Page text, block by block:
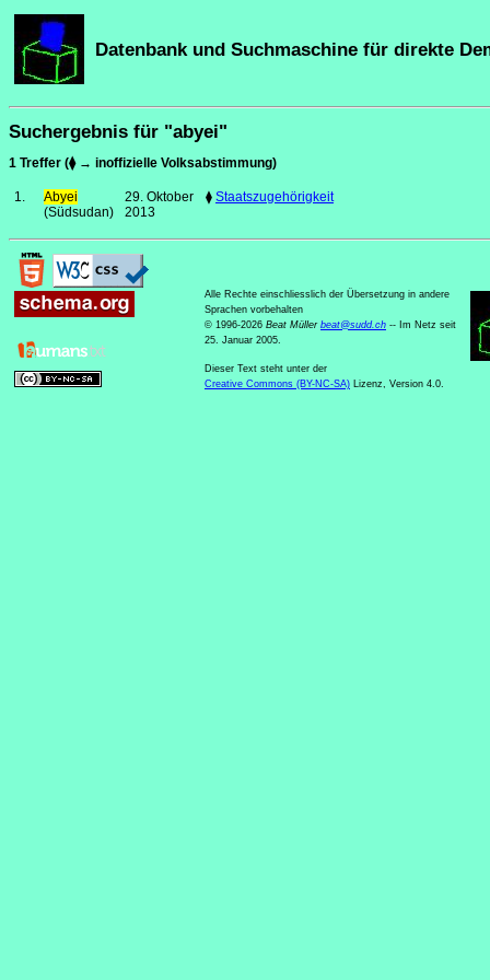
Datenbank und Suchmaschine für direkte
Suchergebnis für "abyei"
1 Treffer (⧫ → inoffizielle Volksabstimmung)
1.
Abyei
(Südsudan)
29. Oktober
2013
⧫ Staatszugehörigkeit
Alle Rechte einschliesslich der Übersetzung in andere
Sprachen vorbehalten
© 1996-2026 Beat Müller beat@sudd.ch -- Im Netz seit
25. Januar 2005.
Dieser Text steht unter der
Creative Commons (BY-NC-SA) Lizenz, Version 4.0.